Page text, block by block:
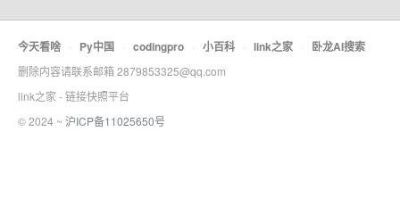
今天看啥 · Py中国 · codingpro · 小百科 · link之家 · 卧龙AI搜索
删除内容请联系邮箱 2879853325@qq.com
link之家 - 链接快照平台
© 2024 ~ 沪ICP备11025650号